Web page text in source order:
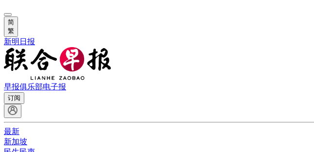
简
繁
新明日报
早报俱乐部电子报
订阅
最新
新加坡